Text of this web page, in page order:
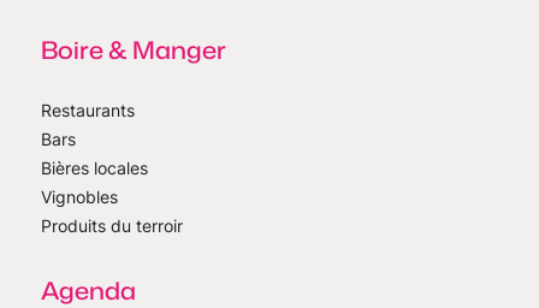
Boire & Manger
Restaurants
Bars
Bières locales
Vignobles
Produits du terroir
Agenda